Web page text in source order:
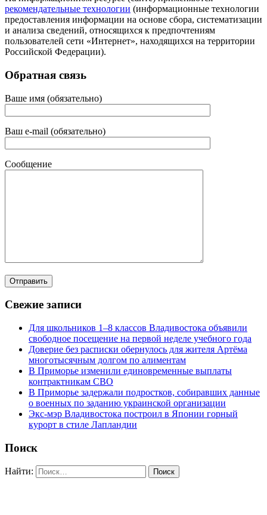
рекомендательные технологии (информационные технологии
предоставления информации на основе сбора, систематизации
и анализа сведений, относящихся к предпочтениям
пользователей сети «Интернет», находящихся на территории
Российской Федерации).
Обратная связь
Ваше имя (обязательно)
Ваш e-mail (обязательно)
Сообщение
Свежие записи
Для школьников 1–8 классов Владивостока объявили
свободное посещение на первой неделе учебного года
Доверие без расписки обернулось для жителя Артёма
многотысячным долгом по алиментам
В Приморье изменили единовременные выплаты
контрактникам СВО
В Приморье задержали подростков, собиравших данные
о военных по заданию украинской организации
Экс-мэр Владивостока построил в Японии горный
курорт в стиле Лапландии
Поиск
Найти: